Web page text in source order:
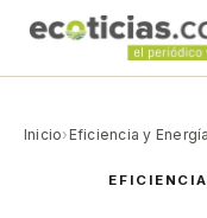
Inicio› Eficiencia y